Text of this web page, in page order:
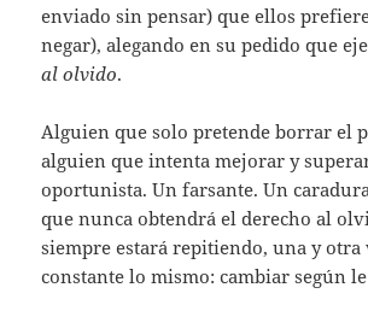
enviado sin pensar) que ellos
negar), alegando en su pedido que
al olvido.
Alguien que solo pretende borrar el
alguien que intenta mejorar y
oportunista. Un farsante. Un
que nunca obtendrá el derecho al
siempre estará repitiendo, una y otra
constante lo mismo: cambiar según